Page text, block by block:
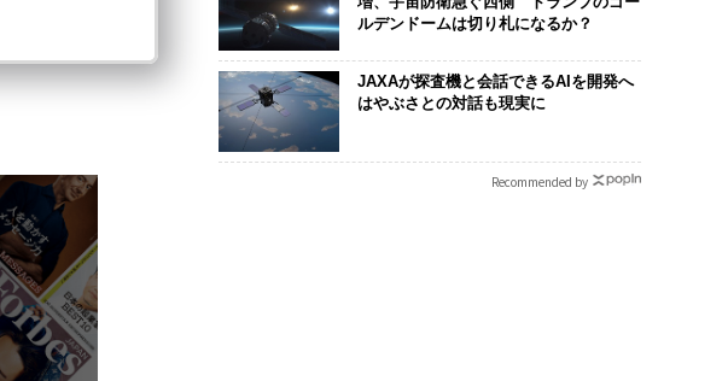
ルデンドームは切り札になるか？
JAXAが探査機と会話できるAIを開発へ
はやぶさとの対話も現実に
Recommended by